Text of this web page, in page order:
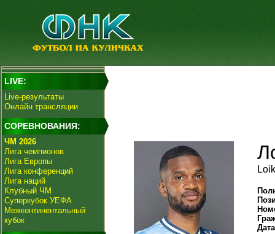
LIVE:
Live-результаты
Онлайн трансляции
СОРЕВНОВАНИЯ:
ЧМ 2026
Лига чемпионов
Лига Европы
Лига конференций
Лига наций
Клубный ЧМ
Суперкубок УЕФА
Межконтинентальный
кубок